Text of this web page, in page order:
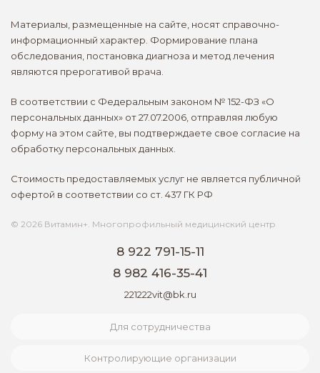
О компании
Контакты
Документы
Лабораторные исследования
Медицинские осмотры и справки
Другие услуги
Материалы, размещенные на сайте, носят справочно-
информационный характер. Формирование плана
обследования, постановка диагноза и метод лечения
являются прерогативой врача.
В соответствии с Федеральным законом № 152-ФЗ «О
персональных данных» от 27.07.2006, отправляя любую
форму на этом сайте, вы подтверждаете свое согласие на
обработку персональных данных.
Стоимость предоставляемых услуг не является публичной
офертой в соответствии со ст. 437 ГК РФ
© 2026 Витамин+. Многопрофильный медицинский центр
8 922 791-15-11
8 982 416-35-41
221222vit@bk.ru
Для сотрудничества
Контролирующие организации